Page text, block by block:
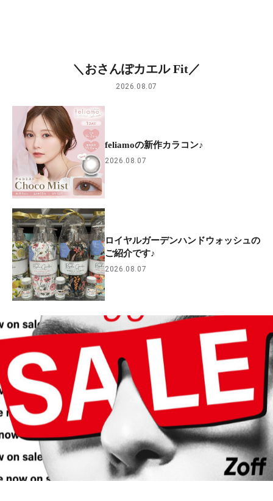
＼おさんぽカエル Fit／
2026.08.07
feliamoの新作カラコン♪
2026.08.07
ロイヤルガーデンハンドウォッシュの
ご紹介です♪
2026.08.07